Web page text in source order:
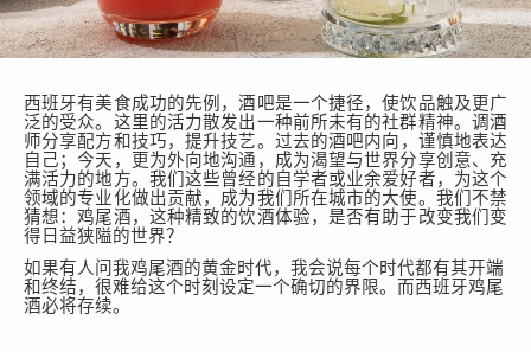
西班牙有美食成功的先例，酒吧是一个捷径，使饮品触及更广
泛的受众。这里的活力散发出一种前所未有的社群精神。调酒
师分享配方和技巧，提升技艺。过去的酒吧内向 ，谨慎地表达
自己；今天， 更为外向地沟通，成为渴望与世界分享创 意、 充
满活力的地方。我们这些曾经的自学者或业余爱好者，为这个
领域的专业化做出贡献，成为我们 所在城市的大使。我们 不禁
猜想：鸡尾酒，这种精致的饮酒体验，是否有助于改变我们 变
得日益狭隘的世界？
如果有人问我鸡尾酒的黄金时代， 我会说每个时代都有其开端
和终结，很难给这个时刻设定一个确切的界限。而西班牙鸡尾
酒必将存续。